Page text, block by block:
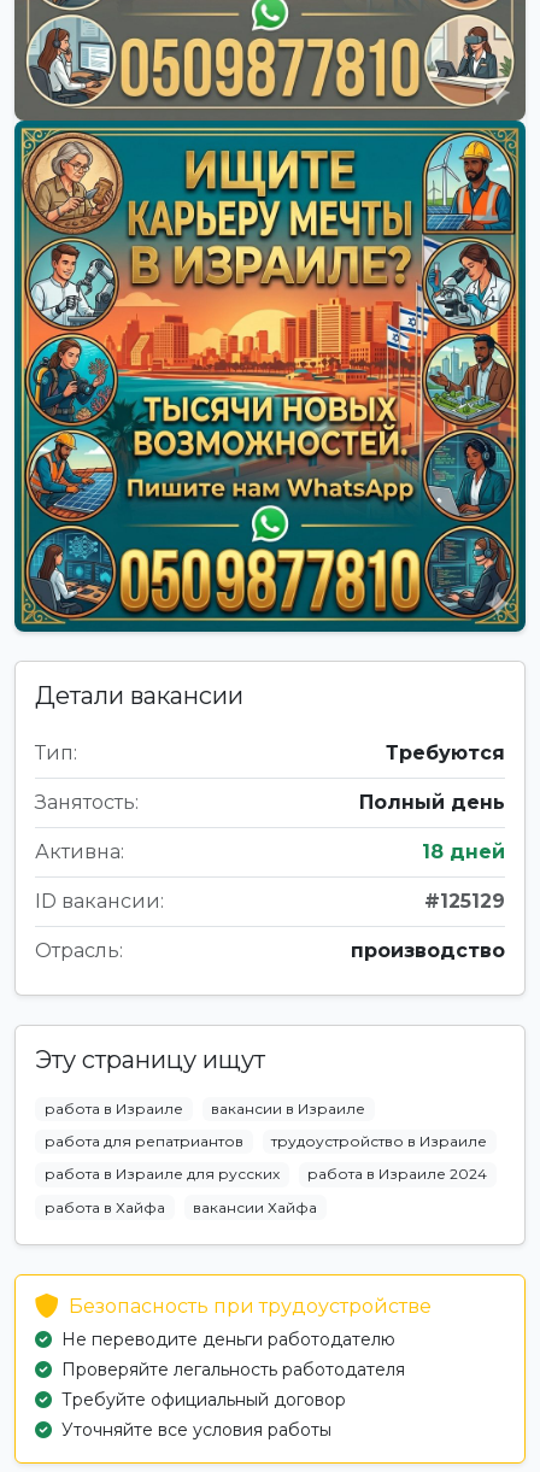
Детали вакансии
Тип: Требуются
Занятость: Полный день
Активна: 18 дней
ID вакансии: #125129
Отрасль: производство
Эту страницу ищут
работа в Израиле
вакансии в Израиле
работа для репатриантов
трудоустройство в Израиле
работа в Израиле для русских
работа в Израиле 2024
работа в Хайфа
вакансии Хайфа
Безопасность при трудоустройстве
Не переводите деньги работодателю
Проверяйте легальность работодателя
Требуйте официальный договор
Уточняйте все условия работы